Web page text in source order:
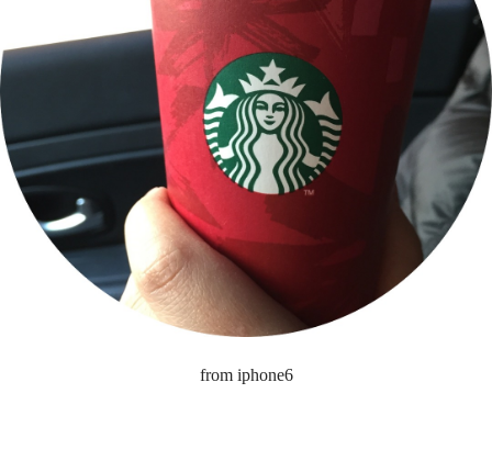
from iphone6